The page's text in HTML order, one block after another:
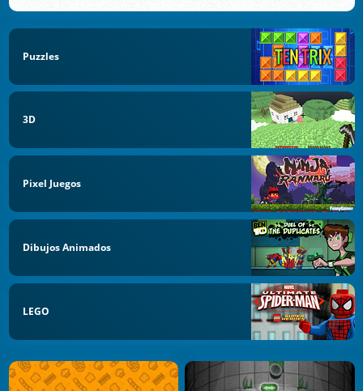
Puzzles
3D
Pixel Juegos
Dibujos Animados
LEGO